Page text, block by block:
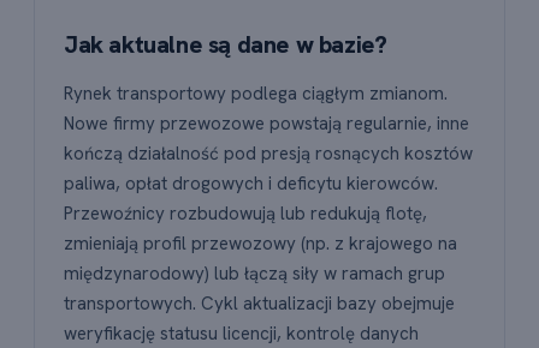
Jak aktualne są dane w bazie?
Rynek transportowy podlega ciągłym zmianom.
Nowe firmy przewozowe powstają regularnie, inne
kończą działalność pod presją rosnących kosztów
paliwa, opłat drogowych i deficytu kierowców.
Przewoźnicy rozbudowują lub redukują flotę,
zmieniają profil przewozowy (np. z krajowego na
międzynarodowy) lub łączą siły w ramach grup
transportowych. Cykl aktualizacji bazy obejmuje
weryfikację statusu licencji, kontrolę danych